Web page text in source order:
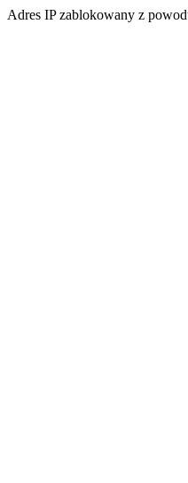
Adres IP zablokowany z